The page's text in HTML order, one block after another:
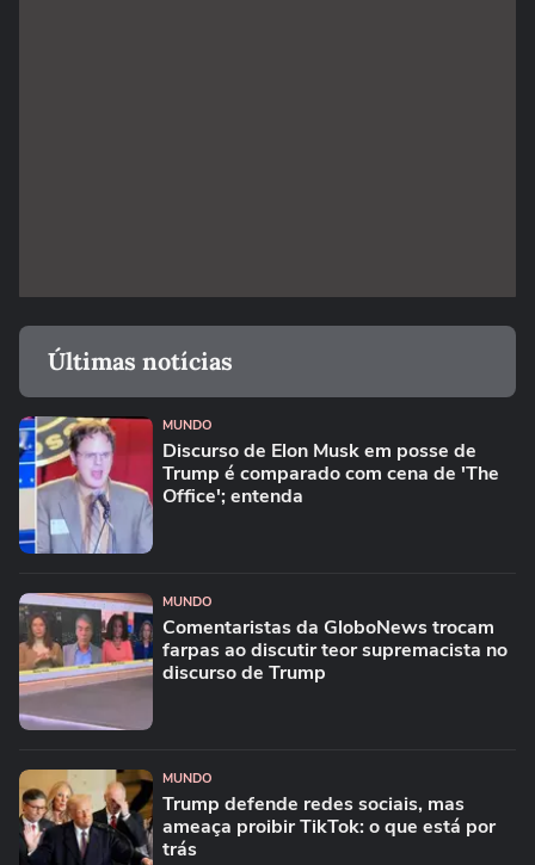
Últimas notícias
MUNDO
Discurso de Elon Musk em posse de
Trump é comparado com cena de 'The
Office'; entenda
MUNDO
Comentaristas da GloboNews trocam
farpas ao discutir teor supremacista no
discurso de Trump
MUNDO
Trump defende redes sociais, mas
ameaça proibir TikTok: o que está por
trás